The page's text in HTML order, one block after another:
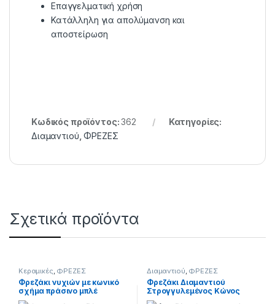
Επαγγελματική χρήση
Κατάλληλη για απολύμανση και
αποστείρωση
Κωδικός προϊόντος:362
Κατηγορίες:
Διαμαντιού ,ΦΡΕΖΕΣ
Σχετικά προϊόντα
Κεραμικές, ΦΡΕΖΕΣ
Φρεζάκι νυχιών με κωνικό
σχήμα πράσινο μπλέ
Διαμαντιού, ΦΡΕΖΕΣ
Φρεζάκι Διαμαντιού
Στρογγυλεμένος Κώνος